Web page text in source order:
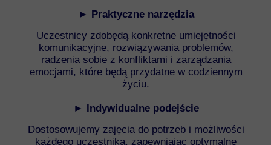
► Indywidualne podejście
Dostosowujemy zajęcia do potrzeb i możliwości
każdego uczestnika, zapewniając optymalne
► Praktyczne narzędzia
Uczestnicy zdobędą konkretne umiejętności
komunikacyjne, rozwiązywania problemów,
radzenia sobie z konfliktami i zarządzania
emocjami, które będą przydatne w codziennym
życiu.